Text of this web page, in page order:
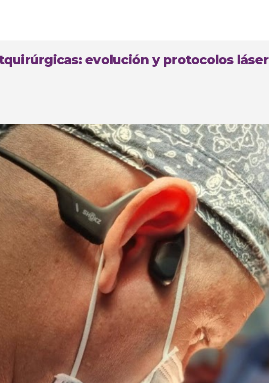
evolución y protocolos láser